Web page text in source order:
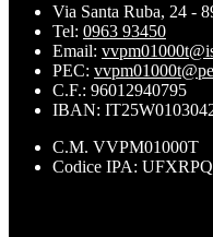
Via Santa Ruba, 24 -
Tel: 0963 93450
Email:
PEC:
C.F.: 96012940795
IBAN:
C.M. VVPM01000T
Codice IPA: UFXRPQ